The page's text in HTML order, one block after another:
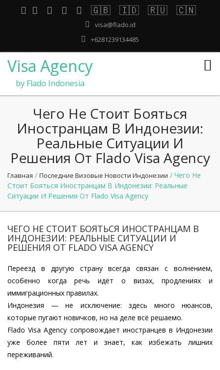
🇬🇧 🇮🇩 🇷🇺 🇨🇳
visa@flado.id
+6281239134485
Visa Agency
by Flado Indonesia
Чего Не Стоит Бояться
Иностранцам В Индонезии:
Реальные Ситуации И
Решения От Flado Visa Agency
Главная / Последние Визовые Новости Индонезии / Чего Не
Стоит Бояться Иностранцам В Индонезии: Реальные
Ситуации И Решения От Flado Visa Agency
ЧЕГО НЕ СТОИТ БОЯТЬСЯ ИНОСТРАНЦАМ В
ИНДОНЕЗИИ: РЕАЛЬНЫЕ СИТУАЦИИ И
РЕШЕНИЯ ОТ FLADO VISA AGENCY
Переезд в другую страну всегда связан с волнением,
особенно когда речь идёт о визах, продлениях и
иммиграционных правилах.
Индонезия — не исключение: здесь много нюансов,
которые пугают новичков, но на деле всё решаемо.
Flado Visa Agency сопровождает иностранцев в Индонезии
уже более пяти лет и знает, как избежать лишних
переживаний.